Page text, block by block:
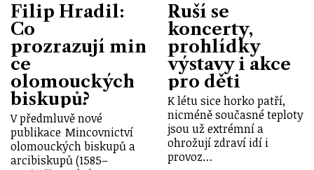
Filip Hradil:
Co
prozrazují min
ce
olomouckých
biskupů?
V předmluvě nové
publikace Mincovnictví
olomouckých biskupů a
arcibiskupů (1585–
Ruší se
koncerty,
prohlídky
výstavy i akce
pro děti
K létu sice horko patří,
nicméně současné teploty
jsou už extrémní a
ohrožují zdraví idí i
provoz…